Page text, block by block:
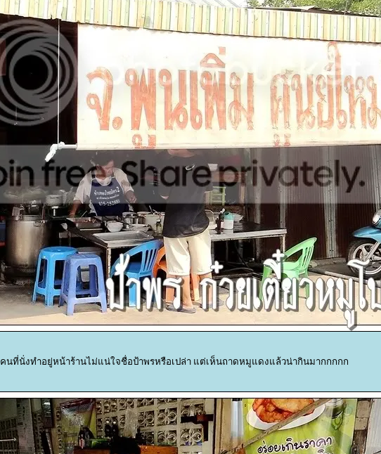
คนที่นั่งทำอยู่หน้าร้านไม่แน่ใจชื่อป้าพรหรือเปล่า แต่เห็นถาดหมูแดงแล้วน่ากินมากกกกก